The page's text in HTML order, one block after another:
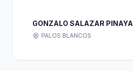
GONZALO SALAZAR PINAYA
PALOS BLANCOS